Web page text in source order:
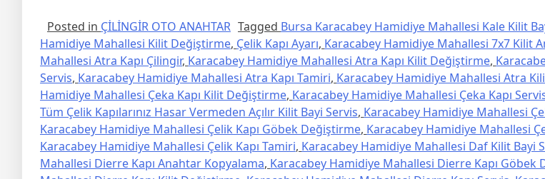
Posted in ÇİLİNGİR OTO ANAHTAR Tagged Bursa Karacabey Hamidiye Mahallesi Kale Kilit
Hamidiye Mahallesi Kilit Değiştirme, Çelik Kapı Ayarı, Karacabey Hamidiye Mahallesi 7x7 Kilit
Mahallesi Atra Kapı Çilingir, Karacabey Hamidiye Mahallesi Atra Kapı Kilit Değiştirme,
Servis, Karacabey Hamidiye Mahallesi Atra Kapı Tamiri, Karacabey Hamidiye Mahallesi Atra
Hamidiye Mahallesi Çeka Kapı Kilit Değiştirme, Karacabey Hamidiye Mahallesi Çeka Kapı
Tüm Çelik Kapılarınız Hasar Vermeden Açılır Kilit Bayi Servis, Karacabey Hamidiye Mahallesi
Karacabey Hamidiye Mahallesi Çelik Kapı Göbek Değiştirme, Karacabey Hamidiye Mahallesi
Karacabey Hamidiye Mahallesi Çelik Kapı Tamiri, Karacabey Hamidiye Mahallesi Daf Kilit Bayi
Mahallesi Dierre Kapı Anahtar Kopyalama, Karacabey Hamidiye Mahallesi Dierre Kapı Göbek